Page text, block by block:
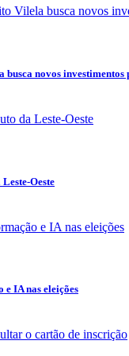
novos investimentos
Oeste
IA nas eleições